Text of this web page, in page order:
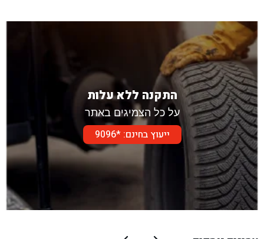
התקנה ללא עלות
על כל הצמיגים באתר
ייעוץ בחינם: *9096